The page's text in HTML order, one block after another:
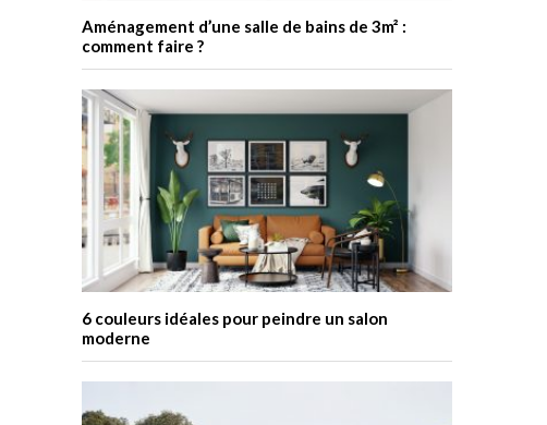
Aménagement d’une salle de bains de 3m² :
comment faire ?
6 couleurs idéales pour peindre un salon
moderne